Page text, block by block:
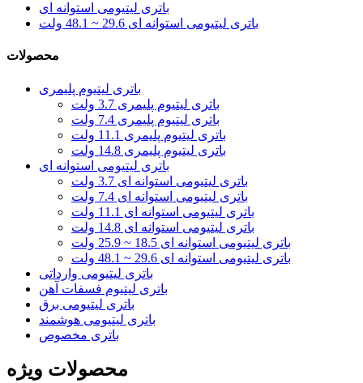
باتری لیتیومی استوانه ای
باتری لیتیومی استوانه ای 29.6 ~ 48.1 ولت
محصولات
باتری لیتیوم پلیمری
باتری لیتیوم پلیمری 3.7 ولت
باتری لیتیوم پلیمری 7.4 ولت
باتری لیتیوم پلیمری 11.1 ولت
باتری لیتیوم پلیمری 14.8 ولت
باتری لیتیومی استوانه ای
باتری لیتیومی استوانه ای 3.7 ولت
باتری لیتیومی استوانه ای 7.4 ولت
باتری لیتیومی استوانه ای 11.1 ولت
باتری لیتیومی استوانه ای 14.8 ولت
باتری لیتیومی استوانه ای 18.5 ~ 25.9 ولت
باتری لیتیومی استوانه ای 29.6 ~ 48.1 ولت
باتری لیتیومی وارداتی
باتری لیتیوم فسفات آهن
باتری لیتیومی برق
باتری لیتیومی هوشمند
باتری مخصوص
محصولات ویژه